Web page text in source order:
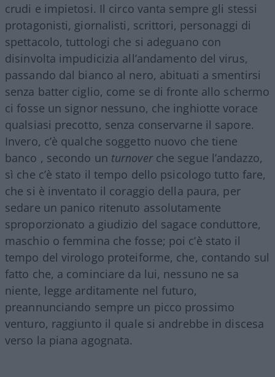
crudi e impietosi. Il circo vanta sempre gli stessi
protagonisti, giornalisti, scrittori, personaggi di
spettacolo, tuttologi che si adeguano con
disinvolta impudicizia all’andamento del virus,
passando dal bianco al nero, abituati a smentirsi
senza batter ciglio, come se di fronte allo schermo
ci fosse un signor nessuno, che inghiotte vorace
qualsiasi precotto, senza conservarne il sapore.
Invero, c’è qualche soggetto nuovo che tiene
banco , secondo un turnover che segue l’andazzo,
sì che c’è stato il tempo dello psicologo tutto fare,
che si è inventato il coraggio della paura, per
sedare un panico ritenuto assolutamente
sproporzionato a giudizio del sagace conduttore,
maschio o femmina che fosse; poi c’è stato il
tempo del virologo proteiforme, che, contando sul
fatto che, a cominciare da lui, nessuno ne sa
niente, legge arditamente nel futuro,
preannunciando sempre un picco prossimo
venturo, raggiunto il quale si andrebbe in discesa
verso la piana agognata.